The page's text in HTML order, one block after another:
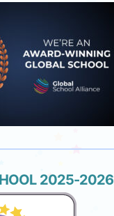
2025-2026